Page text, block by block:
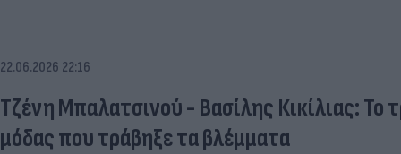
22.06.2026 22:16
Τζένη Μπαλατσινού - Βασίλης Κικίλιας: Το
μόδας που τράβηξε τα βλέμματα